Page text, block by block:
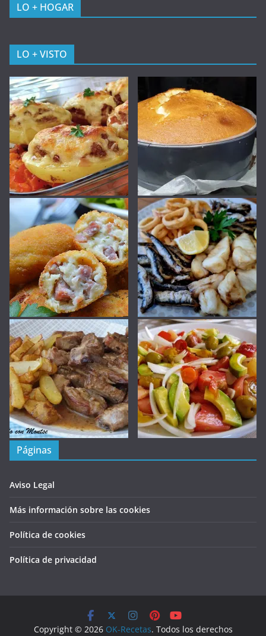
LO + HOGAR
LO + VISTO
Páginas
Aviso Legal
Más información sobre las cookies
Política de cookies
Política de privacidad
Copyright © 2026 OK-Recetas. Todos los derechos